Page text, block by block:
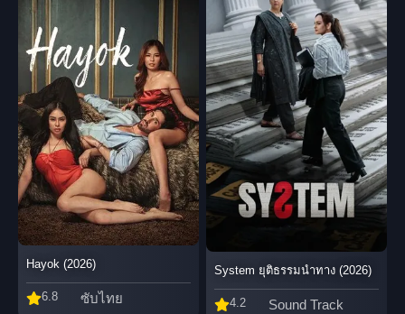
Hayok (2026)
6.8 ซับไทย
System ยุติธรรมนำทาง (2026)
4.2 Sound Track